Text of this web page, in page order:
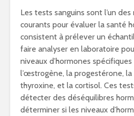
Les tests sanguins sont l’un
courants pour évaluer la santé
consistent à prélever un
faire analyser en laboratoire
niveaux d’hormones
l’œstrogène, la progestérone,
thyroxine, et la cortisol. Ces
détecter des déséquilibres
déterminer si les niveaux